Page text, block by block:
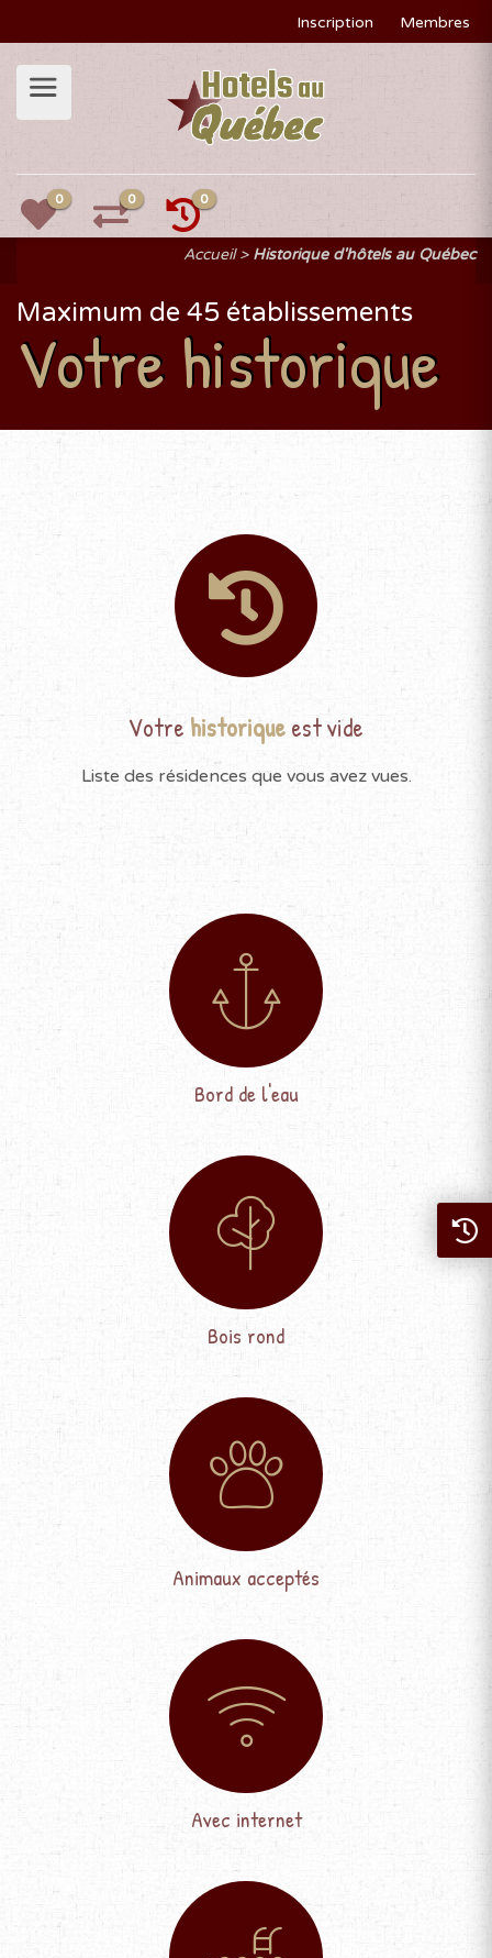
Inscription Membres
0 0 0
Accueil Historique d'hôtels au Québec
Maximum de 45 établissements
Votre historique
Votre historiqueest vide
Liste des résidences que vous avez vues.
Bord de l'eau
Bois rond
Animaux acceptés
Avec internet